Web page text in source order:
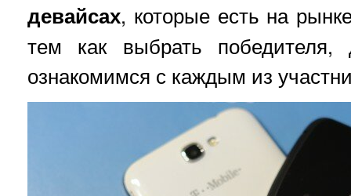
девайсах, которые есть на
тем как выбрать победителя,
ознакомимся с каждым из